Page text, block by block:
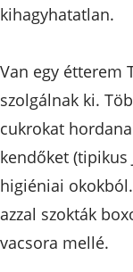
kihagyhatatlan.
Van egy étterem
szolgálnak ki.
cukrokat
kendőket (tipikus
higiéniai
azzal szokták
vacsora mellé.